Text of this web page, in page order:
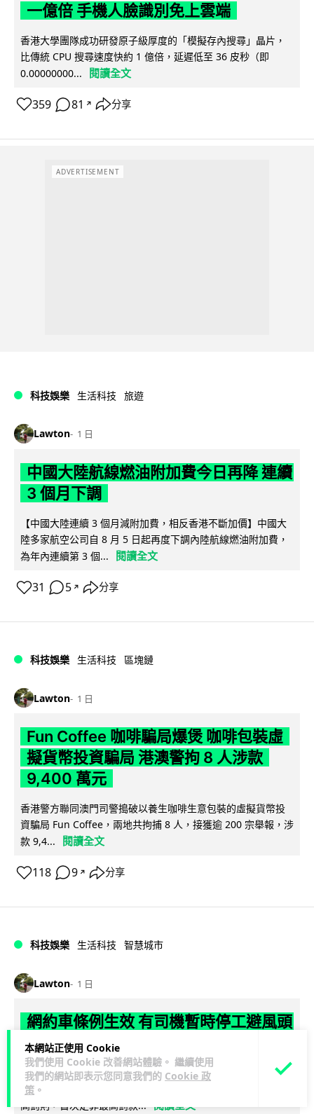
本網站正使用 Cookie
我們使用 Cookie 改善網站體驗。 繼續使用
我們的網站即表示您同意我們的 Cookie 政
策 。
一億倍 手機人臉識別免上雲端
香港大學團隊成功研發原子級厚度的「模擬存內搜尋」晶片，
比傳統 CPU 搜尋速度快約 1 億倍，延遲低至 36 皮秒（即
0.00000000...
閱讀全文
359 81 ↗ 分享
ADVERTISEMENT
科技娛樂 生活科技 旅遊
Lawton 1 日
中國大陸航線燃油附加費今日再降 連續
3 個月下調
【中國大陸連續 3 個月減附加費，相反香港不斷加價】中國大
陸多家航空公司自 8 月 5 日起再度下調內陸航線燃油附加費，
為年內連續第 3 個...
閱讀全文
31 5 ↗ 分享
科技娛樂 生活科技 區塊鏈
Lawton 1 日
Fun Coffee 咖啡騙局爆煲 咖啡包裝虛
擬貨幣投資騙局 港澳警拘 8 人涉款
9,400 萬元
香港警方聯同澳門司警搗破以養生咖啡生意包裝的虛擬貨幣投
資騙局 Fun Coffee，兩地共拘捕 8 人，接獲逾 200 宗舉報，涉
款 9,4...
閱讀全文
118 9 ↗ 分享
科技娛樂 生活科技 智慧城市
Lawton 1 日
網約車條例生效 有司機暫時停工避風頭
的士業界籲白牌 "改邪歸正"
規管網約車法例大部分條文已於 8 月 3 日生效，的士業界就期
望白牌車司機，能夠「改邪歸正」回流駕駛的士。新例大幅提
高罰則，首次定罪最高罰款... 閱讀全文